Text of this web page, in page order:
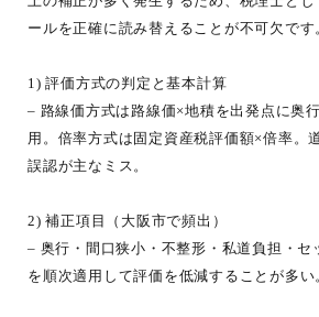
ールを正確に読み替えることが不可欠です
1) 評価方式の判定と基本計算
– 路線価方式は路線価×地積を出発点に奥
用。倍率方式は固定資産税評価額×倍率。
誤認が主なミス。
2) 補正項目（大阪市で頻出）
– 奥行・間口狭小・不整形・私道負担・セ
を順次適用して評価を低減することが多い